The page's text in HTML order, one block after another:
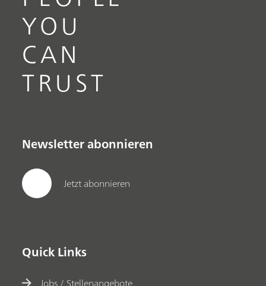
YOU
CAN
TRUST
Newsletter abonnieren
Jetzt abonnieren
Quick Links